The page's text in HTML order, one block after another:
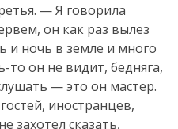
— Я говорила
он как раз вылез
и ночь в земле и много
то он не видит, бедняга,
— это он мастер.
иностранцев,
захотел сказать,